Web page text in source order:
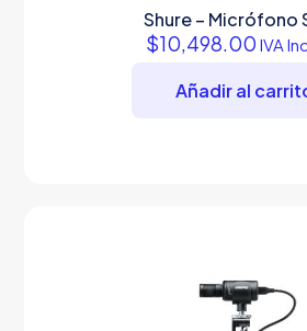
Shure – Micrófono
$10,498.00 IVA
Añadir al